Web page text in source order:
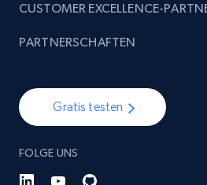
Gratis testen
FOLGE UNS
CUSTOMER EXCELLENCE-
PARTNERSCHAFTEN